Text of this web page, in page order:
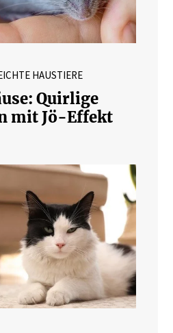
HAUSTIERE
Quirlige
mit Jö-Effekt